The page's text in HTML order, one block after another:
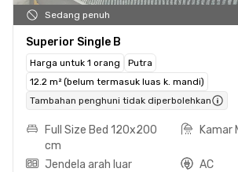
Sedang penuh
Superior Single B
Harga untuk 1 orang
Putra
12.2 m² (belum termasuk luas k. mandi)
Tambahan penghuni tidak diperbolehkan
Full Size Bed 120x200
cm
Kamar
Jendela arah luar
AC